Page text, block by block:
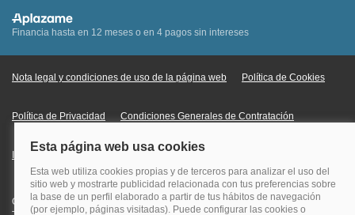
Financia hasta en 12 meses o en 4 pagos sin intereses
Nota legal y condiciones de uso de la página web Política de Cookies
Política de Privacidad Condiciones Generales de Contratación
Información Legal sobre Mercados en Línea
Quehoteles.com - Especialistas en hoteles © Copyright Veturis Travel S.A.